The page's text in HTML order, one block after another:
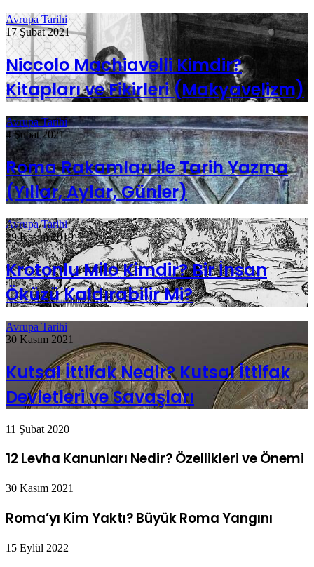
Avrupa Tarihi
17 Şubat 2021
Niccolo Machiavelli Kimdir?
Kitapları ve Fikirleri (Makyavelizm)
Avrupa Tarihi
4 Şubat 2021
Roma Rakamları ile Tarih Yazma
(Yıllar, Aylar, Günler)
Avrupa Tarihi
29 Kasım 2019
Krotonlu Milo Kimdir? Bir İnsan
Öküzü Kaldırabilir Mi?
Avrupa Tarihi
30 Kasım 2021
Kutsal İttifak Nedir? Kutsal İttifak
Devletleri ve Savaşları
11 Şubat 2020
12 Levha Kanunları Nedir? Özellikleri ve Önemi
30 Kasım 2021
Roma’yı Kim Yaktı? Büyük Roma Yangını
15 Eylül 2022